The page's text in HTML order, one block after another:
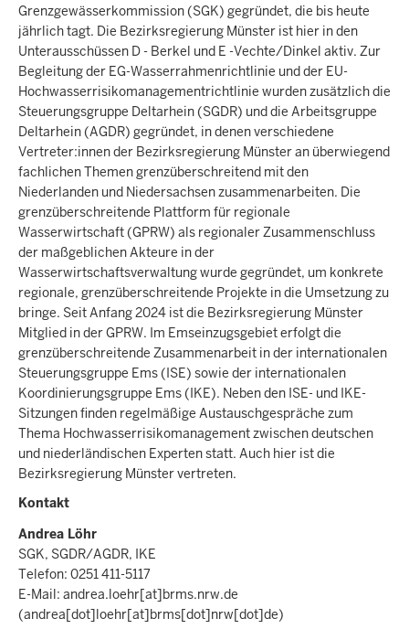
Grenzgewässerkommission (SGK) gegründet, die bis heute
jährlich tagt. Die Bezirksregierung Münster ist hier in den
Unterausschüssen D - Berkel und E -Vechte/Dinkel aktiv. Zur
Begleitung der EG-Wasserrahmenrichtlinie und der EU-
Hochwasserrisikomanagementrichtlinie wurden zusätzlich die
Steuerungsgruppe Deltarhein (SGDR) und die Arbeitsgruppe
Deltarhein (AGDR) gegründet, in denen verschiedene
Vertreter:innen der Bezirksregierung Münster an überwiegend
fachlichen Themen grenzüberschreitend mit den
Niederlanden und Niedersachsen zusammenarbeiten. Die
grenzüberschreitende Plattform für regionale
Wasserwirtschaft (GPRW) als regionaler Zusammenschluss
der maßgeblichen Akteure in der
Wasserwirtschaftsverwaltung wurde gegründet, um konkrete
regionale, grenzüberschreitende Projekte in die Umsetzung zu
bringe. Seit Anfang 2024 ist die Bezirksregierung Münster
Mitglied in der GPRW. Im Emseinzugsgebiet erfolgt die
grenzüberschreitende Zusammenarbeit in der internationalen
Steuerungsgruppe Ems (ISE) sowie der internationalen
Koordinierungsgruppe Ems (IKE). Neben den ISE- und IKE-
Sitzungen finden regelmäßige Austauschgespräche zum
Thema Hochwasserrisikomanagement zwischen deutschen
und niederländischen Experten statt. Auch hier ist die
Bezirksregierung Münster vertreten.
Kontakt
Andrea Löhr
SGK, SGDR/AGDR, IKE
Telefon: 0251 411-5117
E-Mail: andrea.loehr[at]brms.nrw.de
(andrea[dot]loehr[at]brms[dot]nrw[dot]de)